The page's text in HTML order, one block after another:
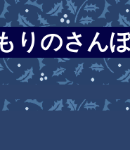
りのさん